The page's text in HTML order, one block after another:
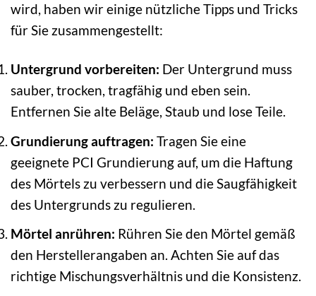
wird, haben wir einige nützliche Tipps und Tricks
für Sie zusammengestellt:
Untergrund vorbereiten: Der Untergrund muss
sauber, trocken, tragfähig und eben sein.
Entfernen Sie alte Beläge, Staub und lose Teile.
Grundierung auftragen: Tragen Sie eine
geeignete PCI Grundierung auf, um die Haftung
des Mörtels zu verbessern und die Saugfähigkeit
des Untergrunds zu regulieren.
Mörtel anrühren: Rühren Sie den Mörtel gemäß
den Herstellerangaben an. Achten Sie auf das
richtige Mischungsverhältnis und die Konsistenz.